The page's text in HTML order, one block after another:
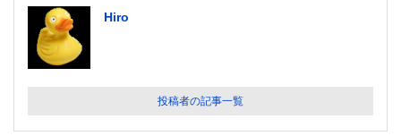
Hiro
投稿者の記事一覧